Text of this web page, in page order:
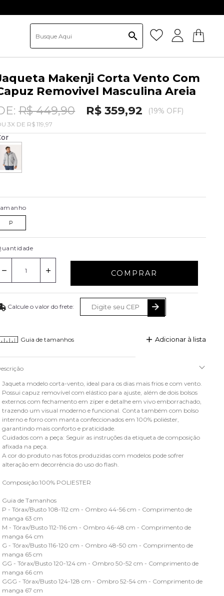
Makenji Corta Vento Com
Removivel Masculina Areia
R$ 449,90 R$ 359,92 (19% OFF)
3X DE R$ 119,97
P
COMPRAR
Guia de tamanhos Adicionar à lista
Jaqueta modelo corta-vento, ideal para os dias mais frios e com vento.
Possui capuz removível com elástico para ajuste, além de dois bolsos
externos com fechamento em zíper e detalhe em vivo emborrachado,
trazendo um visual moderno e funcional. Conta também com bolso
interno e forro com manta confeccionados em 100% poliéster,
garantindo mais conforto e praticidade.
Cuidados com a peça: Seguir as instruções da etiqueta de composição
afixada na peça.
A cor do produto nas fotos produzidas com modelos pode sofrer
alteração em decorrência do uso do flash.
Composição:100% POLIESTER
Guia de Tamanhos
P - Tórax/Busto 108-112 cm - Ombro 44-56 cm - Comprimento de
manga 63 cm
M - Tórax/Busto 112-116 cm - Ombro 46-48 cm - Comprimento de
manga 64 cm
G - Tórax/Busto 116-120 cm - Ombro 48-50 cm - Comprimento de
manga 65 cm
GG - Tórax/Busto 120-124 cm - Ombro 50-52 cm - Comprimento de
manga 66 cm
GGG - Tórax/Busto 124-128 cm - Ombro 52-54 cm - Comprimento de
manga 67 cm